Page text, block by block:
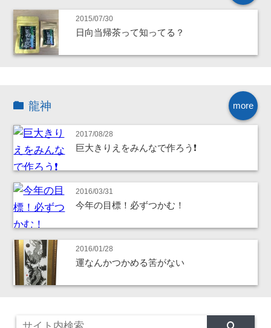
2015/07/30
日向当帰茶って知ってる？
more
龍神
2017/08/28
巨大きりえをみんなで作ろう❗
2016/03/31
今年の目標！必ずつかむ！
2016/01/28
運なんかつかめる筈がない